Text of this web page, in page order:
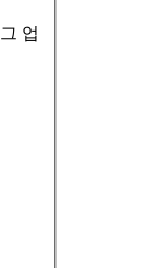
업